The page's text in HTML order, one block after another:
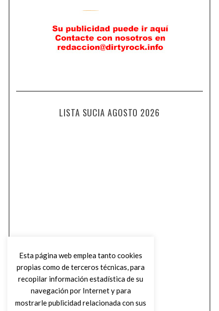
LISTA SUCIA AGOSTO 2026
Esta página web emplea tanto cookies
propias como de terceros técnicas, para
recopilar información estadística de su
navegación por Internet y para
mostrarle publicidad relacionada con sus